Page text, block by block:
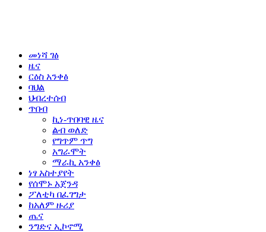
መነሻ ገፅ
ዜና
ርዕስ አንቀፅ
ባህል
ህብረተሰብ
ጥበብ
ኪነ-ጥበባዊ ዜና
ልብ ወለድ
የግጥም ጥግ
አግራሞት
ማራኪ አንቀፅ
ነፃ አስተያየት
የሰሞኑ አጀንዳ
ፖለቲካ በፈገግታ
ከአለም ዙሪያ
ጤና
ንግድና ኢኮኖሚ